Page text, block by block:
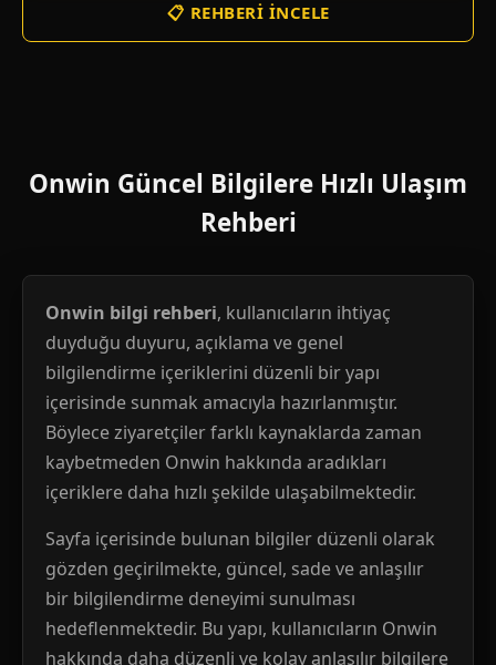
📋 REHBERI İNCELE
Onwin Güncel Bilgilere Hızlı Ulaşım
Rehberi
Onwin bilgi rehberi, kullanıcıların ihtiyaç
duyduğu duyuru, açıklama ve genel
bilgilendirme içeriklerini düzenli bir yapı
içerisinde sunmak amacıyla hazırlanmıştır.
Böylece ziyaretçiler farklı kaynaklarda zaman
kaybetmeden Onwin hakkında aradıkları
içeriklere daha hızlı şekilde ulaşabilmektedir.
Sayfa içerisinde bulunan bilgiler düzenli olarak
gözden geçirilmekte, güncel, sade ve anlaşılır
bir bilgilendirme deneyimi sunulması
hedeflenmektedir. Bu yapı, kullanıcıların Onwin
hakkında daha düzenli ve kolay anlaşılır bilgilere